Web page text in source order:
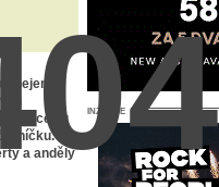
nejen
koncertu
a anděly
INZERCE